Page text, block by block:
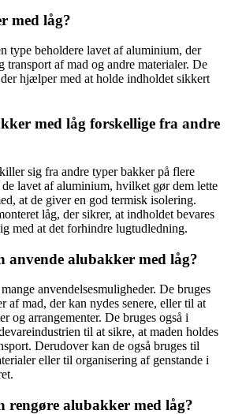
med låg?
type beholdere lavet af aluminium, der
transport af mad og andre materialer. De
hjælper med at holde indholdet sikkert
med låg forskellige fra andre
sig fra andre typer bakker på flere
de lavet af aluminium, hvilket gør dem lette
at de giver en god termisk isolering.
låg, der sikrer, at indholdet bevares
med at det forhindre lugtudledning.
anvende alubakker med låg?
anvendelsesmuligheder. De bruges
af mad, der kan nydes senere, eller til at
og arrangementer. De bruges også i
til at sikre, at maden holdes
Derudover kan de også bruges til
eller til organisering af genstande i
rengøre alubakker med låg?